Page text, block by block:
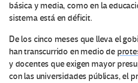
básica y media, como en la
sistema está en déficit.
De los cinco meses que lleva el
han transcurrido en medio de
y docentes que exigen mayor
con las universidades públicas, el